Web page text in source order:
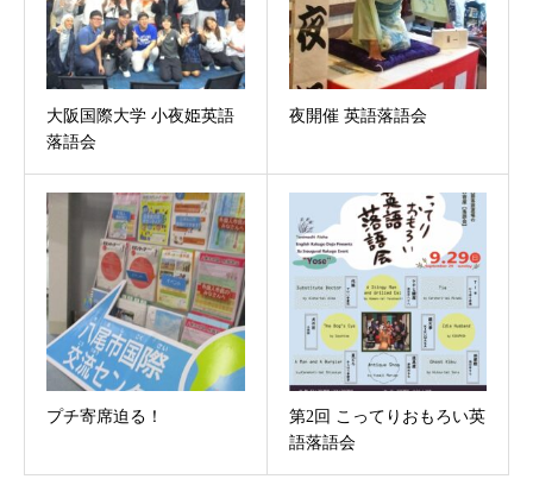
大阪国際大学 小夜姫英語
落語会
夜開催 英語落語会
プチ寄席迫る！
第2回 こってりおもろい英
語落語会